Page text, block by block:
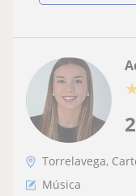
Torrelavega,
Música